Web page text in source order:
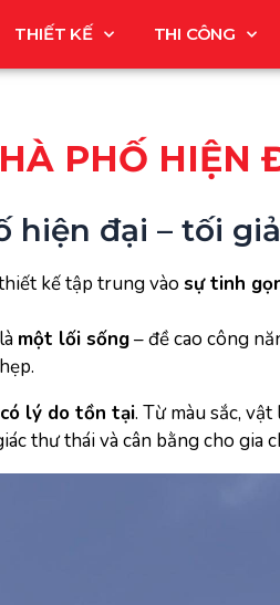
THIẾT KẾ THI CÔNG
PHỐ HIỆN
hiện đại – tối
kế tập trung vào sự tinh
một lối sống– đề cao công
lý do tồn tại. Từ màu sắc,
thư thái và cân bằng cho gia